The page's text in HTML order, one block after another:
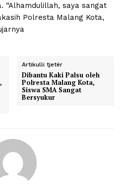
“Alhamdulillah, saya sangat
Polresta Malang Kota,
Artikulli tjetër
Dibantu Kaki Palsu oleh
Polresta Malang Kota,
Siswa SMA Sangat
Bersyukur